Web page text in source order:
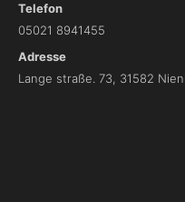
Telefon
05021 8941455
Adresse
Lange straße. 73, 31582